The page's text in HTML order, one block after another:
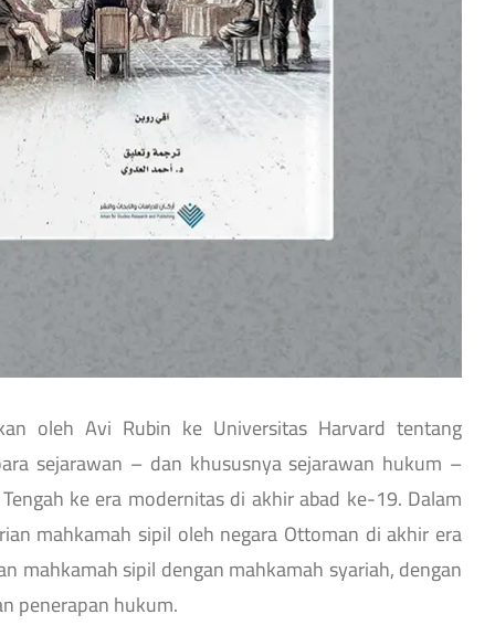
oleh Avi Rubin ke Universitas Harvard tentang
sejarawan – dan khususnya sejarawan hukum –
ke era modernitas di akhir abad ke-19. Dalam
mahkamah sipil oleh negara Ottoman di akhir era
mahkamah sipil dengan mahkamah syariah, dengan
penerapan hukum.